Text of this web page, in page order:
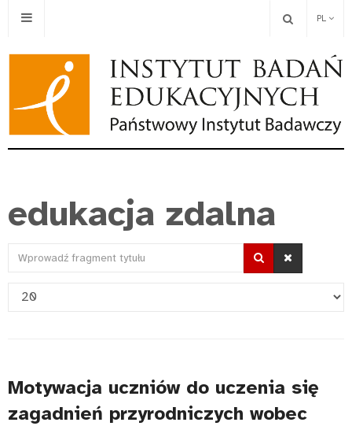
PL
edukacja zdalna
Wprowadź
tytułu
Pokaż
Motywacja uczniów do uczenia się
zagadnień przyrodniczych wobec